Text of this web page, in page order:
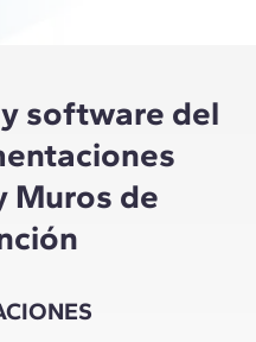
software del
Muros de